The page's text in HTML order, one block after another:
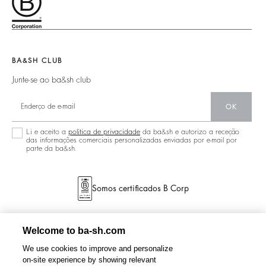
Acessibilidade
Malas Teddy
Acessórios
Malas
Joias
125 Et Après
Nova Coleção
BA&SH CLUB
Junte-se ao ba&sh club
OK
Li e aceito a política de privacidade da ba&sh e autorizo a receção
das informações comerciais personalizadas enviadas por e-mail por
parte da ba&sh.
Somos certificados B Corp
Welcome to ba-sh.com
We use cookies to improve and personalize
on-site experience by showing relevant